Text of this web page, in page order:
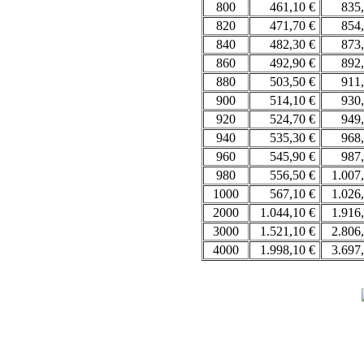
800 461,10 €
820
471,70 €
840
482,30 €
860
492,90 €
880
503,50 €
900
514,10 €
920
524,70 €
940
535,30 €
960
545,90 €
980
556,50 €
1000
567,10 €
2000
1.044,10 €
3000
1.521,10 €
4000
1.998,10 €